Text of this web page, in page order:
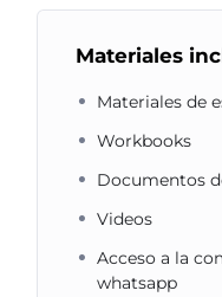
Materiales
Materiales de
Workbooks
Documentos
Videos
Acceso a la
whatsapp